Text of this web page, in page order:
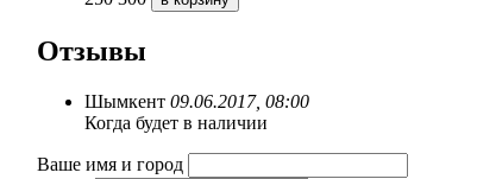
Отзывы
Шымкент 09.06.2017, 08:00
Когда будет в наличии
Ваше имя и город